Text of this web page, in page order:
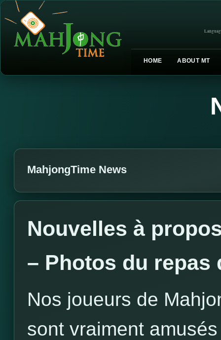
HOME ABOUT MT
MahjongTime News
Nouvelles à
– Photos du repas
Nos joueurs de
sont vraiment